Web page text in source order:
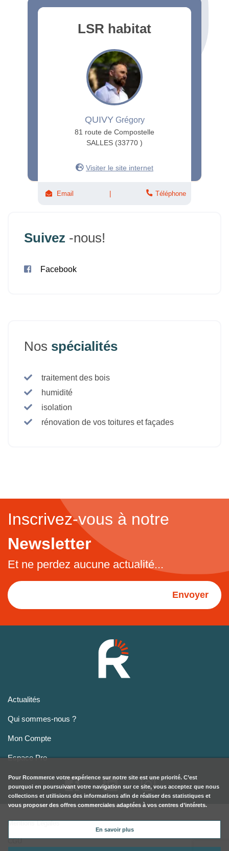
LSR habitat
QUIVYGrégory
81 route de Compostelle
SALLES (33770 )
Visiter le site internet
Email Téléphone
Suivez -nous!
Facebook
Nos spécialités
traitement des bois
humidité
isolation
rénovation de vos toitures et façades
Inscrivez-vous à notre
Newsletter
Et ne perdez aucune actualité...
Envoyer
Actualités
Qui sommes-nous ?
Mon Compte
Espace Pro
Mentions Légales
CGU
Pour Rcommerce votre expérience sur notre site est une priorité. C’est
pourquoi en poursuivant votre navigation sur ce site, vous acceptez que nous
collections et utilisions des informations afin de réaliser des statistiques et
vous proposer des offres commerciales adaptées à vos centres d’intérets.
En savoir plus